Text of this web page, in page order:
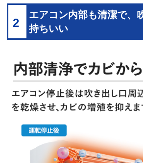
2
エアコン内部も清潔で、
持ちいい